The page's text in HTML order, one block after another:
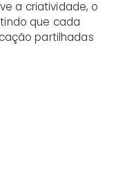
a criatividade, o
que cada
partilhadas